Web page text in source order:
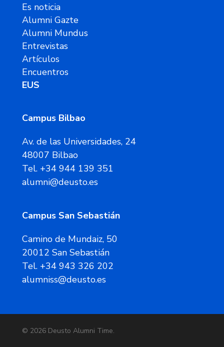
Es noticia
Alumni Gazte
Alumni Mundus
Entrevistas
Artículos
Encuentros
EUS
Campus Bilbao
Av. de las Universidades, 24
48007 Bilbao
Tel. +34 944 139 351
alumni@deusto.es
Campus San Sebastián
Camino de Mundaiz, 50
20012 San Sebastián
Tel. +34 943 326 202
alumniss@deusto.es
© 2026 Deusto Alumni Time.